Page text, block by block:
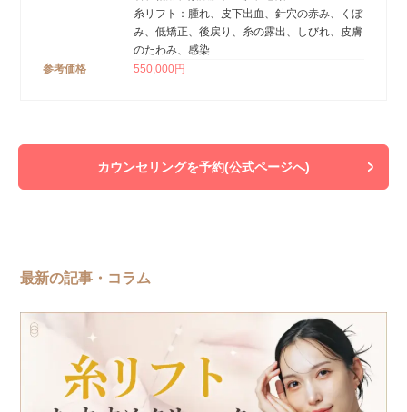
糸リフト：腫れ、皮下出血、針穴の赤み、くぼ
み、低矯正、後戻り、糸の露出、しびれ、皮膚
のたわみ、感染
参考価格
550,000円
カウンセリングを予約(公式ページへ)
最新の記事・コラム